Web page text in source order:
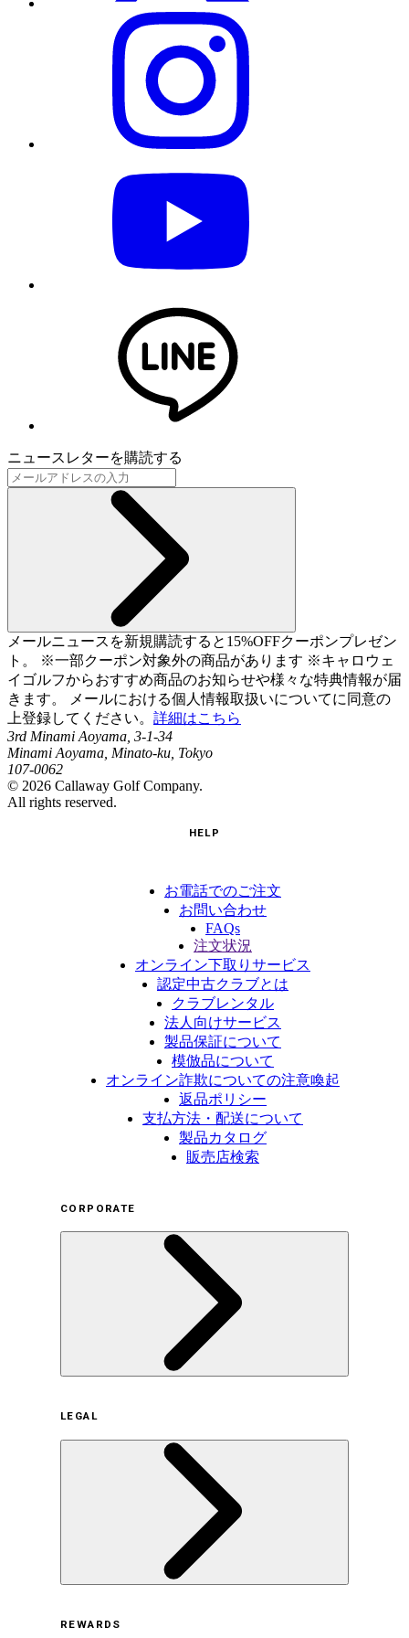
ニュースレターを購読する
メールニュースを新規購読すると15%OFFクーポンプレゼン
ト。 ※一部クーポン対象外の商品があります ※キャロウェ
イゴルフからおすすめ商品のお知らせや様々な特典情報が届
きます。 メールにおける個人情報取扱いについてに同意の
上登録してください。 詳細はこちら
3rd Minami Aoyama, 3-1-34
Minami Aoyama, Minato-ku, Tokyo
107-0062
© 2026 Callaway Golf Company.
All rights reserved.
HELP
お電話でのご注文
お問い合わせ
FAQs
注文状況
オンライン下取りサービス
認定中古クラブとは
クラブレンタル
法人向けサービス
製品保証について
模倣品について
オンライン詐欺についての注意喚起
返品ポリシー
支払方法・配送について
製品カタログ
販売店検索
CORPORATE
サステナビリティの取り組み（日本）
サステナビリティの取り組み（米国/英語）
ヒストリー
採用情報
LEGAL
REWARDS